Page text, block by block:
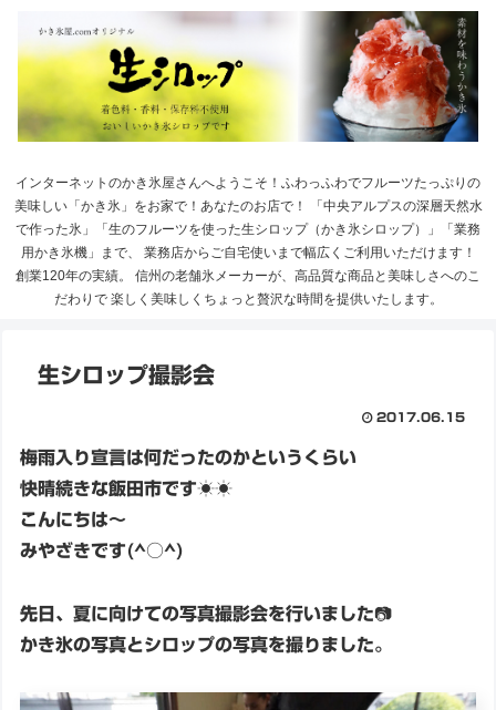
インターネットのかき氷屋さんへようこそ！ふわっふわでフルーツたっぷりの
美味しい「かき氷」をお家で！あなたのお店で！ 「中央アルプスの深層天然水
で作った氷」「生のフルーツを使った生シロップ（かき氷シロップ）」「業務
用かき氷機」まで、 業務店からご自宅使いまで幅広くご利用いただけます！
創業120年の実績。 信州の老舗氷メーカーが、高品質な商品と美味しさへのこ
だわりで 楽しく美味しくちょっと贅沢な時間を提供いたします。
生シロップ撮影会
2017.06.15
梅雨入り宣言は何だったのかというくらい
快晴続きな飯田市です☀☀
こんにちは～
みやざきです(^○^)
先日、夏に向けての写真撮影会を行いました📷
かき氷の写真とシロップの写真を撮りました。